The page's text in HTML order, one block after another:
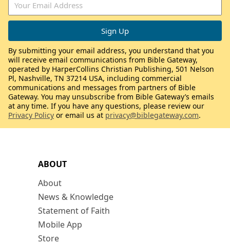
ABOUT
About
News & Knowledge
Statement of Faith
Mobile App
Store
By submitting your email address, you understand that you
will receive email communications from Bible Gateway,
operated by HarperCollins Christian Publishing, 501 Nelson
Pl, Nashville, TN 37214 USA, including commercial
communications and messages from partners of Bible
Gateway. You may unsubscribe from Bible Gateway’s emails
at any time. If you have any questions, please review our
Privacy Policy or email us at privacy@biblegateway.com.